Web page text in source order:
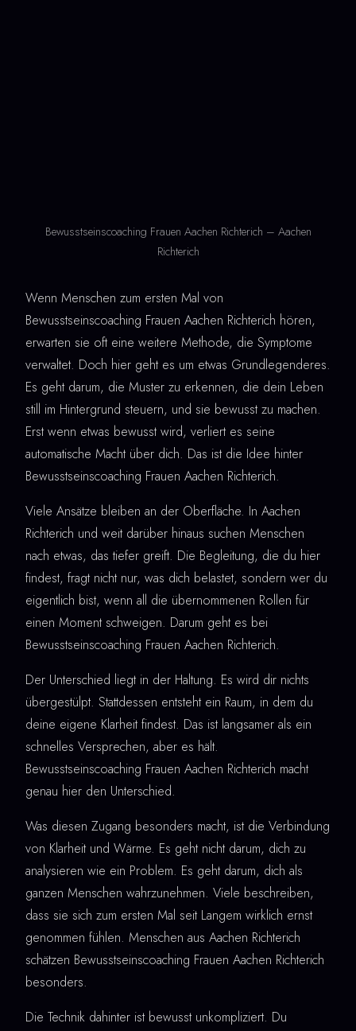
Bewusstseinscoaching Frauen Aachen Richterich – Aachen
Richterich
Wenn Menschen zum ersten Mal von
Bewusstseinscoaching Frauen Aachen Richterich hören,
erwarten sie oft eine weitere Methode, die Symptome
verwaltet. Doch hier geht es um etwas Grundlegenderes.
Es geht darum, die Muster zu erkennen, die dein Leben
still im Hintergrund steuern, und sie bewusst zu machen.
Erst wenn etwas bewusst wird, verliert es seine
automatische Macht über dich. Das ist die Idee hinter
Bewusstseinscoaching Frauen Aachen Richterich.
Viele Ansätze bleiben an der Oberfläche. In Aachen
Richterich und weit darüber hinaus suchen Menschen
nach etwas, das tiefer greift. Die Begleitung, die du hier
findest, fragt nicht nur, was dich belastet, sondern wer du
eigentlich bist, wenn all die übernommenen Rollen für
einen Moment schweigen. Darum geht es bei
Bewusstseinscoaching Frauen Aachen Richterich.
Der Unterschied liegt in der Haltung. Es wird dir nichts
übergestülpt. Stattdessen entsteht ein Raum, in dem du
deine eigene Klarheit findest. Das ist langsamer als ein
schnelles Versprechen, aber es hält.
Bewusstseinscoaching Frauen Aachen Richterich macht
genau hier den Unterschied.
Was diesen Zugang besonders macht, ist die Verbindung
von Klarheit und Wärme. Es geht nicht darum, dich zu
analysieren wie ein Problem. Es geht darum, dich als
ganzen Menschen wahrzunehmen. Viele beschreiben,
dass sie sich zum ersten Mal seit Langem wirklich ernst
genommen fühlen. Menschen aus Aachen Richterich
schätzen Bewusstseinscoaching Frauen Aachen Richterich
besonders.
Die Technik dahinter ist bewusst unkompliziert. Du